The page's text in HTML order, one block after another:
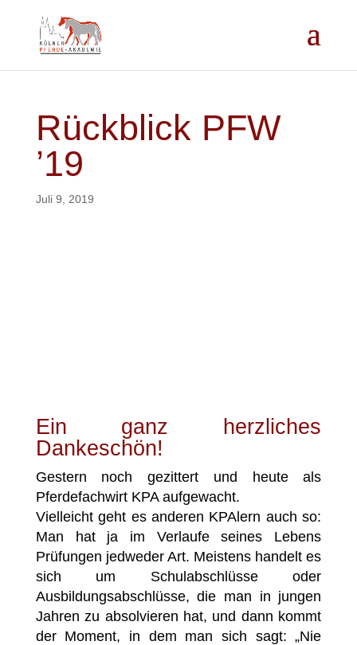
Rückblick PFW
’19
Juli 9, 2019
Ein ganz herzliches
Dankeschön!
Gestern noch gezittert und heute als
Pferdefachwirt KPA aufgewacht.
Vielleicht geht es anderen KPAlern auch so:
Man hat ja im Verlaufe seines Lebens
Prüfungen jedweder Art. Meistens handelt es
sich um Schulabschlüsse oder
Ausbildungsabschlüsse, die man in jungen
Jahren zu absolvieren hat, und dann kommt
der Moment, in dem man sich sagt: „Nie